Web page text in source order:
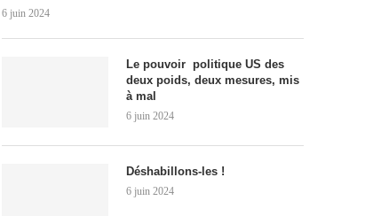
6 juin 2024
Le pouvoir politique US des
deux poids, deux mesures, mis
à mal
6 juin 2024
Déshabillons-les !
6 juin 2024